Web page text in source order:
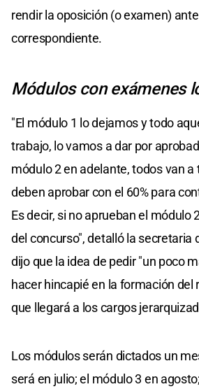
rendir la oposición (o examen)
correspondiente.
Módulos con exámenes
"El módulo 1 lo dejamos y todo
trabajo, lo vamos a dar por
módulo 2 en adelante, todos van
deben aprobar con el 60% para
Es decir, si no aprueban el módulo
del concurso", detalló la secretaria
dijo que la idea de pedir "un poco
hacer hincapié en la formación del
que llegará a los cargos
Los módulos serán dictados un
será en julio; el módulo 3 en